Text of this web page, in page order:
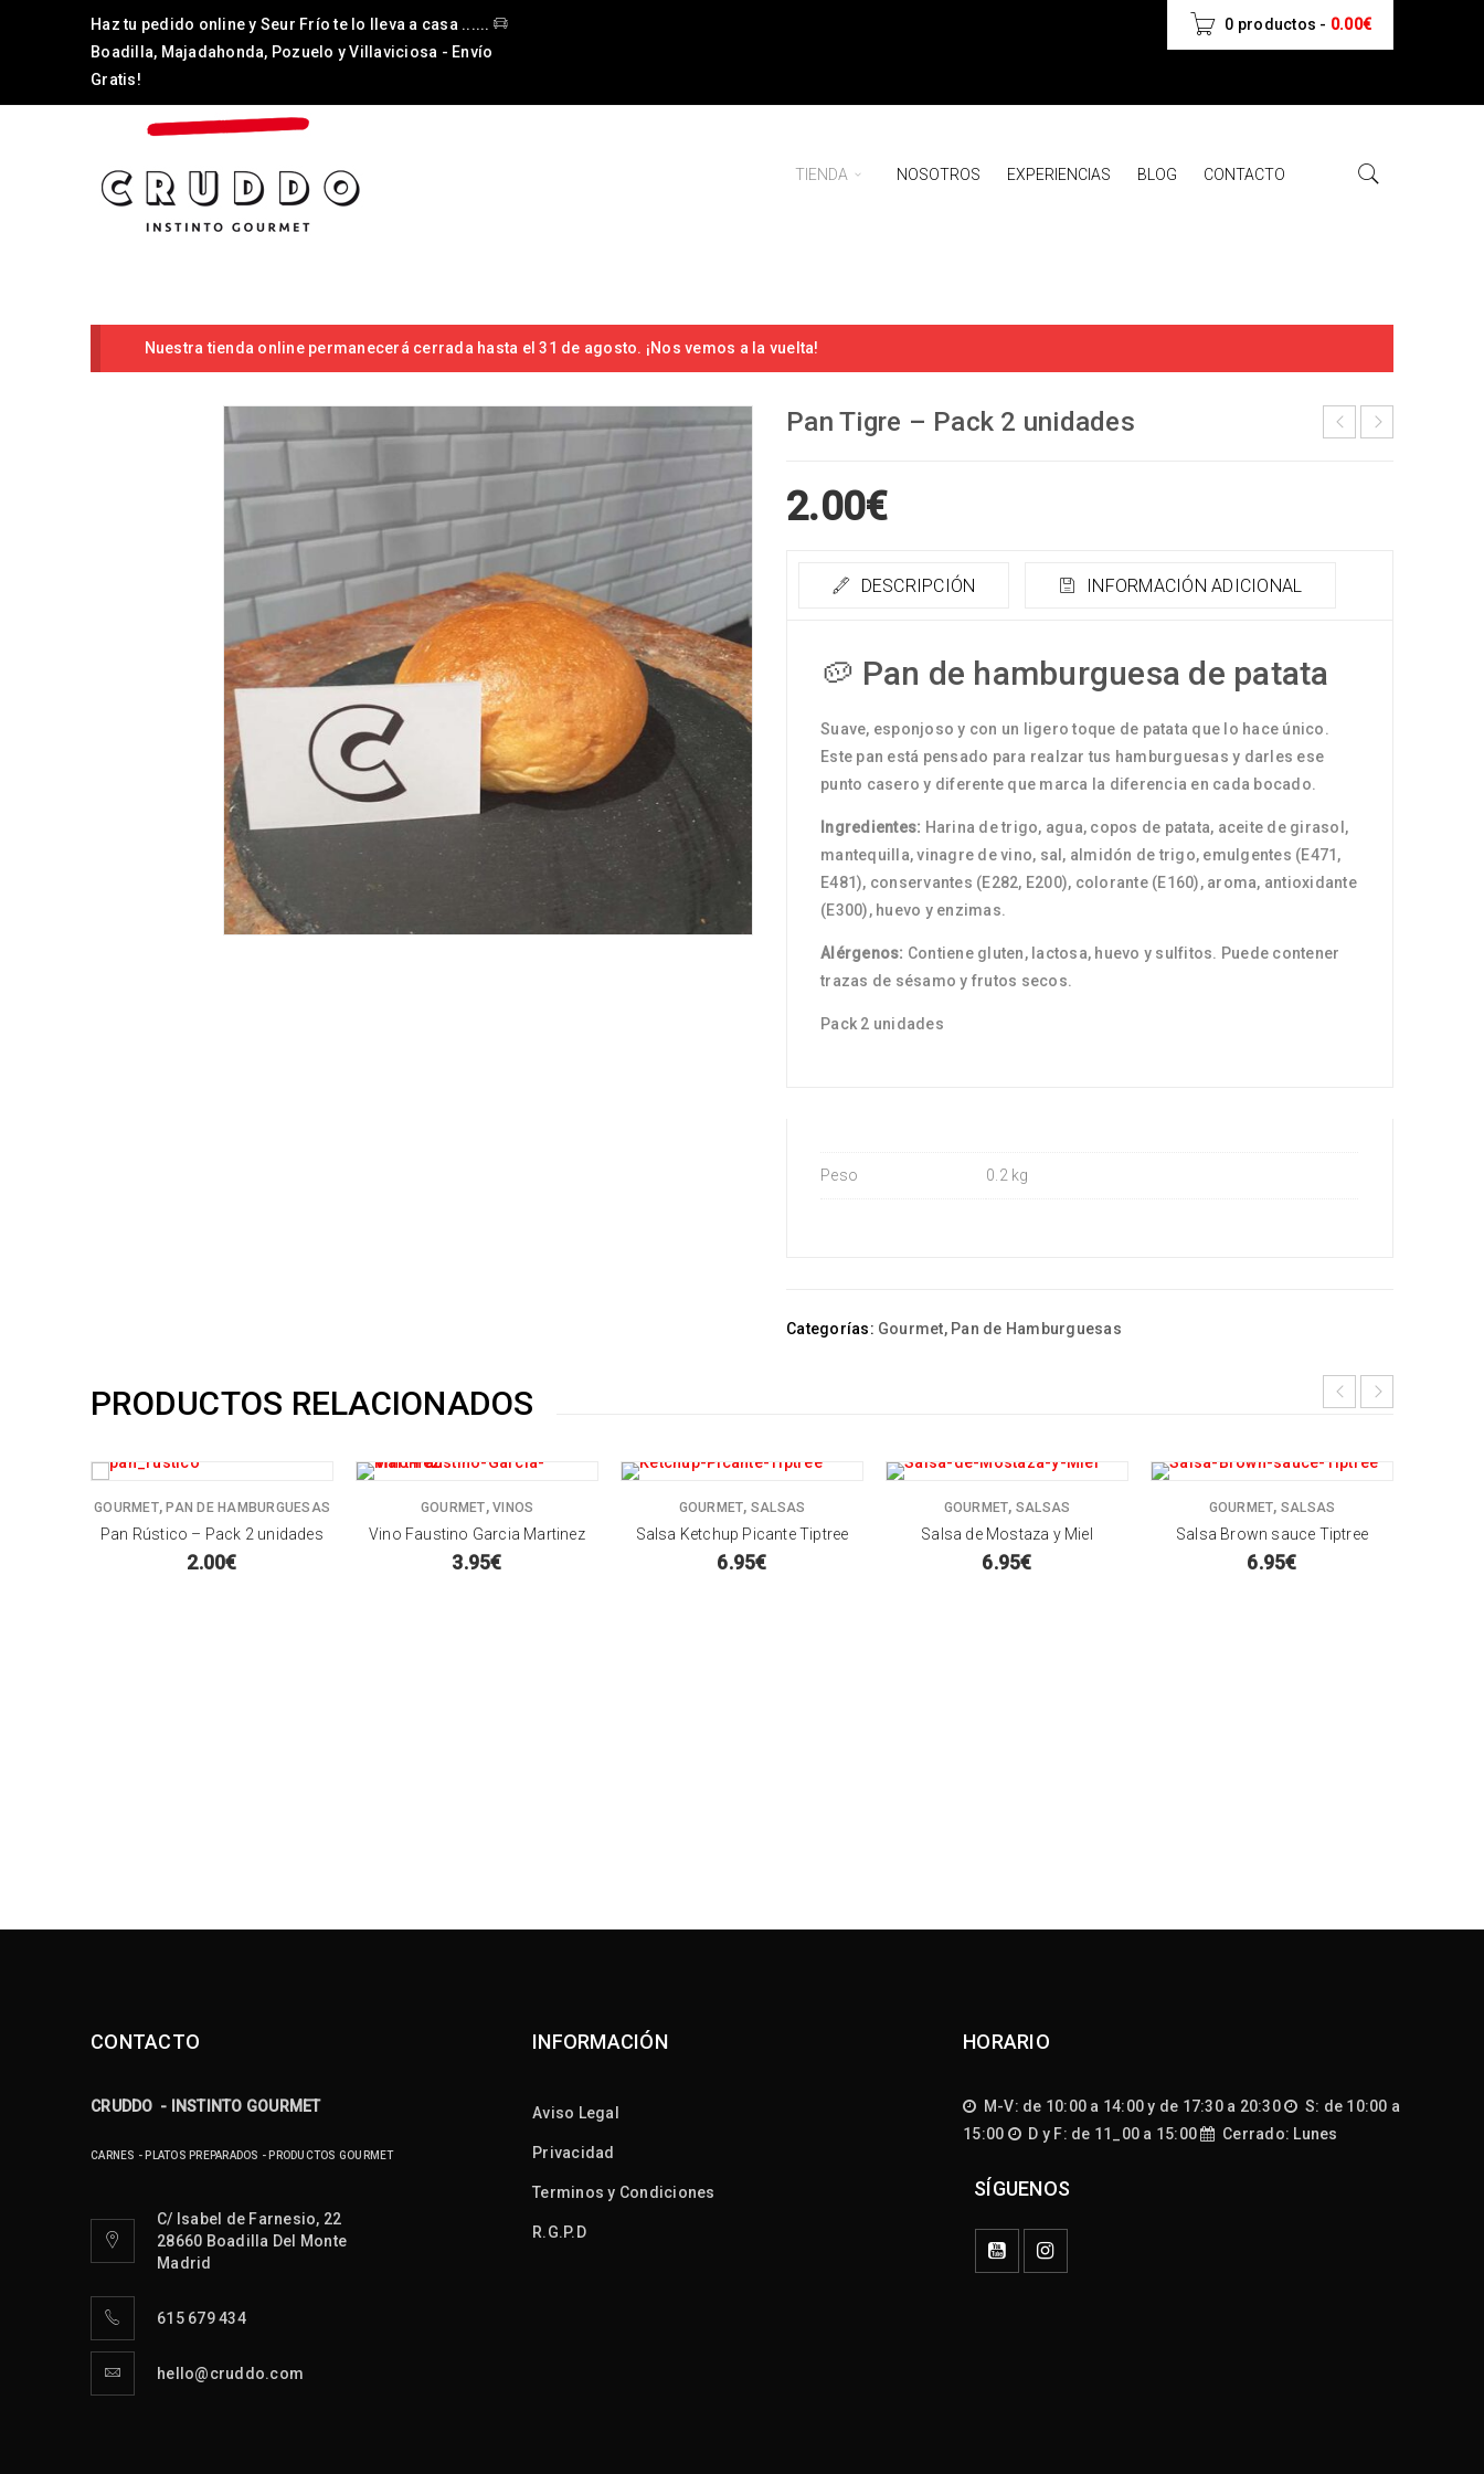
Haz tu pedido online y Seur Frío te lo lleva a casa ......
Boadilla, Majadahonda, Pozuelo y Villaviciosa - Envío
Gratis!
0 productos - 0.00€
TIENDA NOSOTROS EXPERIENCIAS BLOG CONTACTO
Nuestra tienda online permanecerá cerrada hasta el 31 de agosto. ¡Nos vemos a la vuelta!
Pan Tigre – Pack 2 unidades
2.00€
DESCRIPCIÓN INFORMACIÓN ADICIONAL
🥔 Pan de hamburguesa de patata
Suave, esponjoso y con un ligero toque de patata que lo hace único.
Este pan está pensado para realzar tus hamburguesas y darles ese
punto casero y diferente que marca la diferencia en cada bocado.
Ingredientes: Harina de trigo, agua, copos de patata, aceite de girasol,
mantequilla, vinagre de vino, sal, almidón de trigo, emulgentes (E471,
E481), conservantes (E282, E200), colorante (E160), aroma, antioxidante
(E300), huevo y enzimas.
Alérgenos: Contiene gluten, lactosa, huevo y sulfitos. Puede contener
trazas de sésamo y frutos secos.
Pack 2 unidades
Peso 0.2 kg
Categorías: Gourmet, Pan de Hamburguesas
PRODUCTOS RELACIONADOS
GOURMET,PAN DE HAMBURGUESAS
Pan Rústico – Pack 2 unidades
2.00€
GOURMET, VINOS
Vino Faustino Garcia Martinez
3.95€
GOURMET, SALSAS
Salsa Ketchup Picante Tiptree
6.95€
GOURMET, SALSAS
Salsa de Mostaza y Miel
6.95€
GOURMET, SALSAS
Salsa Brown sauce Tiptree
6.95€
CONTACTO
CRUDDO - INSTINTO GOURMET
CARNES - PLATOS PREPARADOS - PRODUCTOS GOURMET
C/ Isabel de Farnesio, 22
28660 Boadilla Del Monte
Madrid
615 679 434
hello@cruddo.com
INFORMACIÓN
Aviso Legal
Privacidad
Terminos y Condiciones
R.G.P.D
HORARIO
M-V: de 10:00 a 14:00 y de 17:30 a 20:30
S: de 10:00 a
15:00
D y F: de 11_00 a 15:00 Cerrado: Lunes
SÍGUENOS